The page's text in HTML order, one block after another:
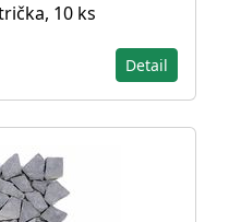
10 ks
Detail